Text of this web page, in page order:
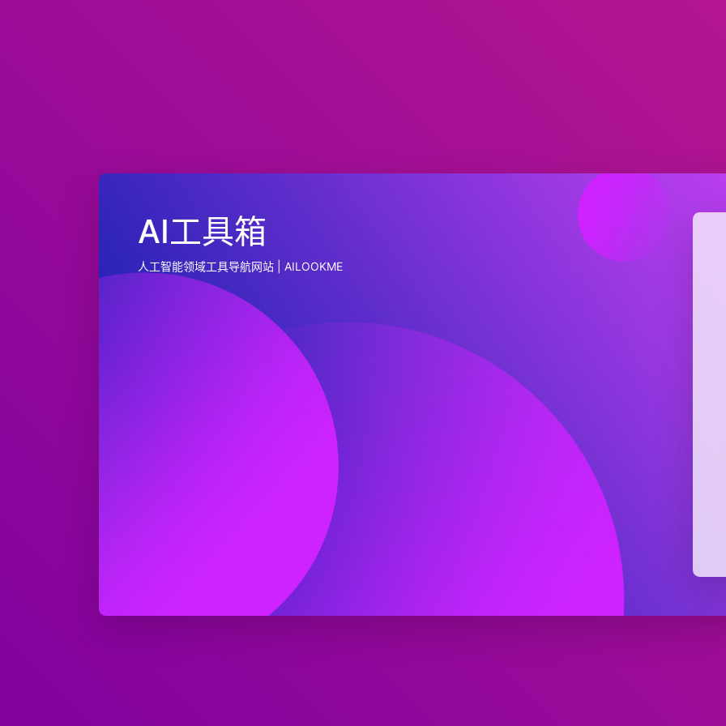
AI工具箱
人工智能领域工具导航网站 | AILOOKME